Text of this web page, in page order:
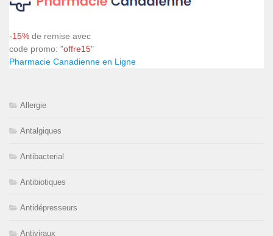
-15% de remise avec
code promo: "offre15"
Pharmacie Canadienne en Ligne
Allergie
Antalgiques
Antibacterial
Antibiotiques
Antidépresseurs
Antiviraux